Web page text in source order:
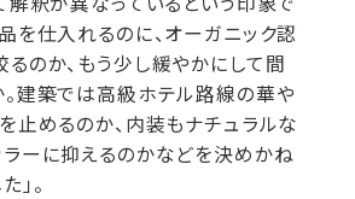
を仕入れるのに、オーガニック認
のか、もう少し緩やかにして間
建築では高級ホテル路線の華や
止めるのか、内装もナチュラルな
ーに抑えるのかなどを決めかね
」。